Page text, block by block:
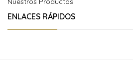
ENLACES RÁPIDOS